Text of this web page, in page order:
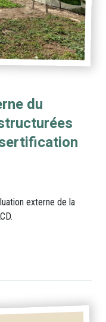
du
externe de la